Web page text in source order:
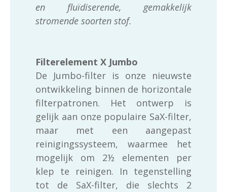
en fluïdiserende, gemakkelijk
stromende soorten stof.
Filterelement X Jumbo
De Jumbo-filter is onze nieuwste
ontwikkeling binnen de horizontale
filterpatronen. Het ontwerp is
gelijk aan onze populaire SaX-filter,
maar met een aangepast
reinigingssysteem, waarmee het
mogelijk om 2½ elementen per
klep te reinigen. In tegenstelling
tot de SaX-filter, die slechts 2